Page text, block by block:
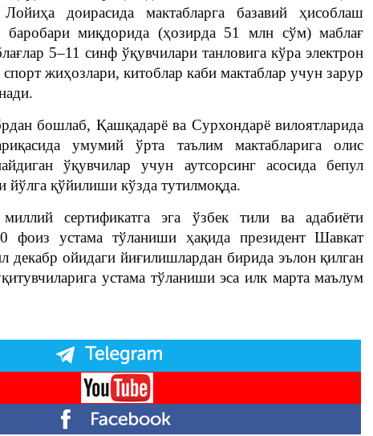
доирасида мактабларга базавий ҳисоблаш
баробари миқдорида (ҳозирда 51 млн сўм) маблағ
5–11 синф ўқувчилари танловига кўра электрон
жиҳозлари, китоблар каби мактаблар учун зарур
бошлаб, Қашқадарё ва Сурхондарё вилоятларида
умумий ўрта таълим мактабларига олис
ўқувчилар учун аутсорсинг асосида бепул
йўлга қўйилиши кўзда тутилмоқда.
сертификатга эга ўзбек тили ва адабиёти
фоиз устама тўланиши ҳақида президент Шавкат
декабр ойидаги йиғилишлардан бирида эълон қилган
устама тўланиши эса илк марта маълум